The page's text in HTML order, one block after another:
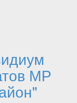
МР